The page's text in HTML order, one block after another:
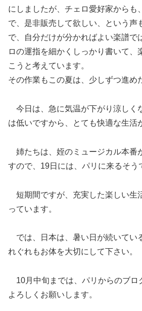
にしましたが、チェロ愛好家からも
で、是非販売して欲しい、という声
で、自分だけが分かればよい楽譜で
ロの運指を細かくしっかり書いて、
こうと考えています。
その作業もこの夏は、少しずつ進め
今日は、急に気温が下がり涼しく
は低いですから、とても快適な生活
姉たちは、姪のミュージカル本番
すので、19日には、パリに来るそう
短期間ですが、充実した楽しい生
っています。
では、日本は、暑い日が続いてい
れぐれもお体を大切にして下さい。
10月中旬までは、パリからのブロ
よろしくお願いします。